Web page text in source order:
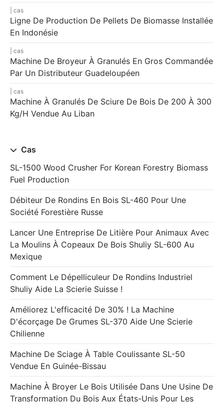
cas
Ligne De Production De Pellets De Biomasse Installée
En Indonésie
cas
Machine De Broyeur À Granulés En Gros Commandée
Par Un Distributeur Guadeloupéen
cas
Machine À Granulés De Sciure De Bois De 200 À 300
Kg/h Vendue Au Liban
Cas
SL-1500 Wood Crusher For Korean Forestry Biomass
Fuel Production
Débiteur De Rondins En Bois SL-460 Pour Une
Société Forestière Russe
Lancer Une Entreprise De Litière Pour Animaux Avec
La Moulins À Copeaux De Bois Shuliy SL-600 Au
Mexique
Comment Le Dépelliculeur De Rondins Industriel
Shuliy Aide La Scierie Suisse !
Améliorez L'efficacité De 30% ! La Machine
D'écorçage De Grumes SL-370 Aide Une Scierie
Chilienne
Machine De Sciage À Table Coulissante SL-50
Vendue En Guinée-Bissau
Machine À Broyer Le Bois Utilisée Dans Une Usine De
Transformation Du Bois Aux États-Unis Pour Les